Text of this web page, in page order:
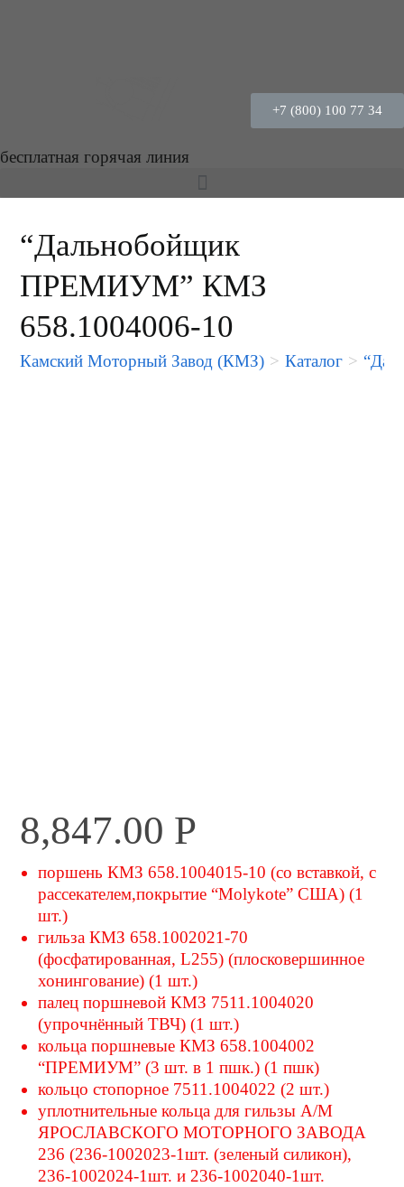
+7 (800) 100 77 34
бесплатная горячая линия
“Дальнобойщик
ПРЕМИУМ” КМЗ
658.1004006-10
Камский Моторный Завод (КМЗ) > Каталог >
8,847.00 Р
поршень КМЗ 658.1004015-10 (со вставкой, с
рассекателем,покрытие “Molykote” США) (1
шт.)
гильза КМЗ 658.1002021-70
(фосфатированная, L255) (плосковершинное
хонингование) (1 шт.)
палец поршневой КМЗ 7511.1004020
(упрочнённый ТВЧ) (1 шт.)
кольца поршневые КМЗ 658.1004002
“ПРЕМИУМ” (3 шт. в 1 пшк.) (1 пшк)
кольцо стопорное 7511.1004022 (2 шт.)
уплотнительные кольца для гильзы А/М
ЯРОСЛАВСКОГО МОТОРНОГО ЗАВОДА
236 (236-1002023-1шт. (зеленый силикон),
236-1002024-1шт. и 236-1002040-1шт.